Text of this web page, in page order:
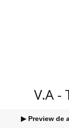
V.A -
▶ Preview de